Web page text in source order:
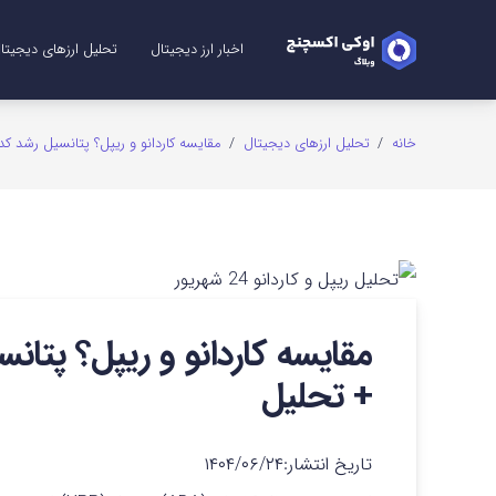
اخبار ارز دیجیتال تحلیل ارزهای
خانه / تحلیل ارزهای دیجیتال / مقایسه کاردانو و ریپل؟ پتانسیل رشد
مقایسه کاردانو و ریپل؟
+ تحلیل
تاریخ انتشار:۱۴۰۴/۰۶/۲۴